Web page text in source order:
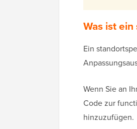
Was ist
Ein
Wenn Sie an
Code zur
hinzuzufügen.